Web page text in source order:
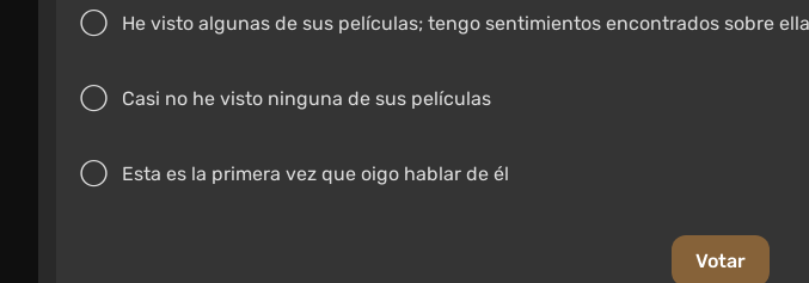
He visto algunas de sus películas; tengo sentimientos encontrados sobre
Casi no he visto ninguna de sus películas
Esta es la primera vez que oigo hablar de él
Votar